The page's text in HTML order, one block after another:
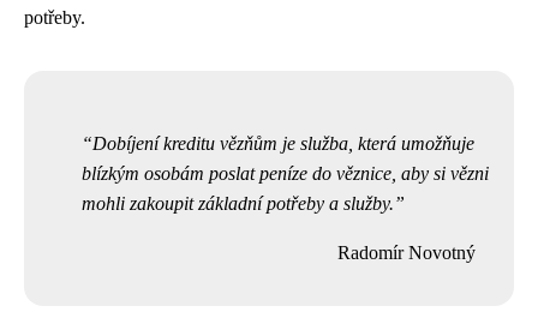
potřeby.
Dobíjení kreditu vězňům je služba, která umožňuje
blízkým osobám poslat peníze do věznice, aby si vězni
mohli zakoupit základní potřeby a služby.
Radomír Novotný